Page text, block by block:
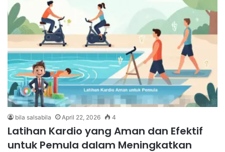
bila salsabila April 22, 2026 4
Latihan Kardio yang Aman dan Efektif
untuk Pemula dalam Meningkatkan